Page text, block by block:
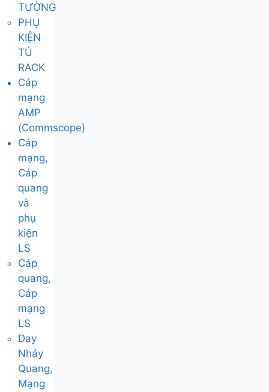
TƯỜNG
PHỤ
KIỆN
TỦ
RACK
Cáp
mạng
AMP
(Commscope)
Cáp
mạng,
Cáp
quang
và
phụ
kiện
LS
Cáp
quang,
Cáp
mạng
LS
Day
Nhảy
Quang,
Mạng